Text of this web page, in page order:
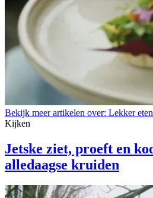
Bekijk meer artikelen over: Lekker eten
Kijken
Jetske ziet, proeft en
alledaagse kruiden